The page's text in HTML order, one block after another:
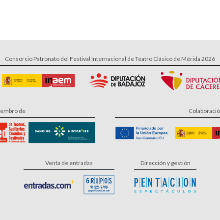
Consorcio Patronato del Festival Internacional de Teatro Clásico de Mérida 2026
de
Venta de entradas Dirección y gestión